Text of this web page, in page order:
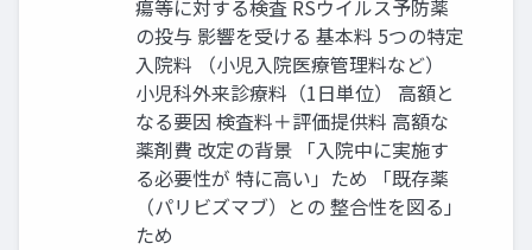
瘍等に対する検査 RSウイルス予防薬
の投与 影響を受ける 基本料 5つの特定
入院料 （小児入院医療管理料など）
小児科外来診療料（1日単位） 高額と
なる要因 検査料＋評価提供料 高額な
薬剤費 改定の背景 「入院中に実施す
る必要性が 特に高い」ため 「既存薬
（パリビズマブ）との 整合性を図る」
ため